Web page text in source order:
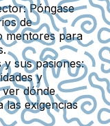
: Póngase
de
mentores para
sus pasiones:
y
dónde
las exigencias